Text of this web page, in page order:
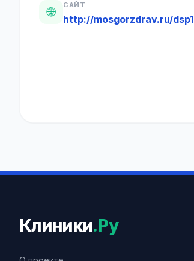
🌐 САЙТ
http://mosgorzdrav.ru/dsp1
Клиники.Ру